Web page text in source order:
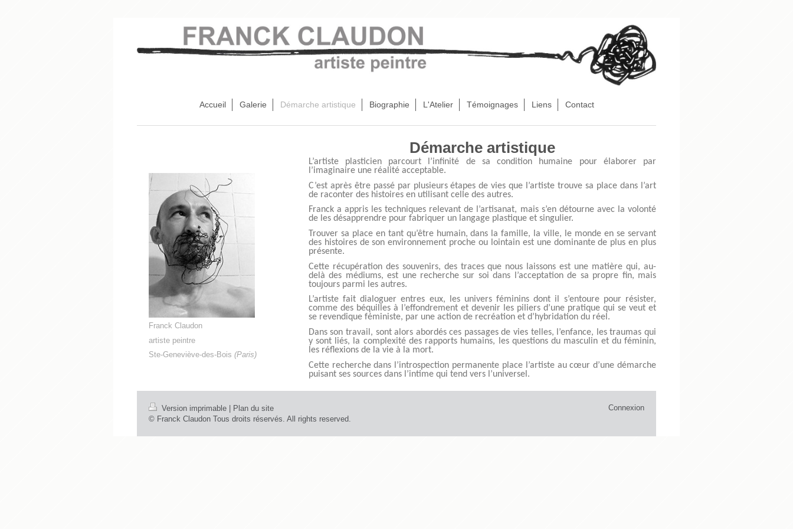
Accueil Galerie Démarche artistique Biographie L'Atelier Témoignages Liens Contact
Démarche artistique
L’artiste plasticien parcourt l’infinité de sa condition humaine pour élaborer par
l’imaginaire une réalité acceptable.
C’est après être passé par plusieurs étapes de vies que l’artiste trouve sa place dans l’art
de raconter des histoires en utilisant celle des autres.
Franck a appris les techniques relevant de l’artisanat, mais s’en détourne avec la volonté
de les désapprendre pour fabriquer un langage plastique et singulier.
Trouver sa place en tant qu’être humain, dans la famille, la ville, le monde en se servant
des histoires de son environnement proche ou lointain est une dominante de plus en plus
présente.
Cette récupération des souvenirs, des traces que nous laissons est une matière qui, au-
delà des médiums, est une recherche sur soi dans l’acceptation de sa propre fin, mais
toujours parmi les autres.
L’artiste fait dialoguer entres eux, les univers féminins dont il s’entoure pour résister,
comme des béquilles à l’effondrement et devenir les piliers d’une pratique qui se veut et
se revendique féministe, par une action de recréation et d’hybridation du réel.
Dans son travail, sont alors abordés ces passages de vies telles, l’enfance, les traumas qui
y sont liés, la complexité des rapports humains, les questions du masculin et du féminin,
les réflexions de la vie à la mort.
Cette recherche dans l’introspection permanente place l’artiste au cœur d’une démarche
puisant ses sources dans l’intime qui tend vers l’universel.
Franck Claudon
artiste peintre
Ste-Geneviève-des-Bois (Paris)
Version imprimable | Plan du site
© Franck Claudon Tous droits réservés. All rights reserved.
Connexion